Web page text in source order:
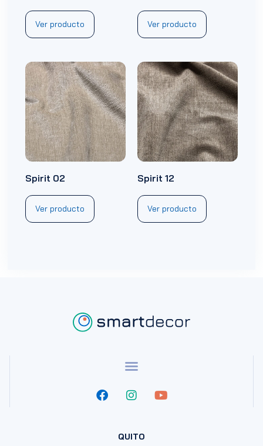
Ver producto Ver producto
Spirit 02
Ver producto
Spirit 12
Ver producto
QUITO